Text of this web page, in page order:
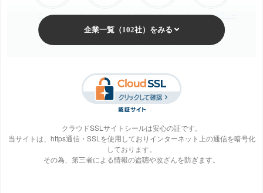
ヴィトゥレ
ウォブクリニック中 UOMO（ウオモ） エイトビューティー
クリニック
エステ・タイム エステティックTBC
S-Labo（エスラ
ボ）
エピレ エミナルクリニック エルクリニック
クラウドSSLサイトシールは安心の証です。
当サイトは、https通信・SSLを使用しておりインターネット上の通信を暗号化
しております。
その為、第三者による情報の盗聴や改ざんを防ぎます。